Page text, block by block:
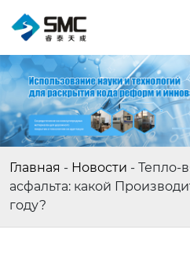
Главная - Новости - Тепло-
асфальта: какой
году?